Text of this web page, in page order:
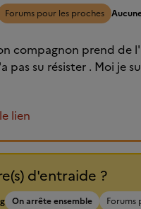
Forums pour les proches
compagnon prend de
pas su résister . Moi je
lien
d'entraide ?
On arrête ensemble Forums